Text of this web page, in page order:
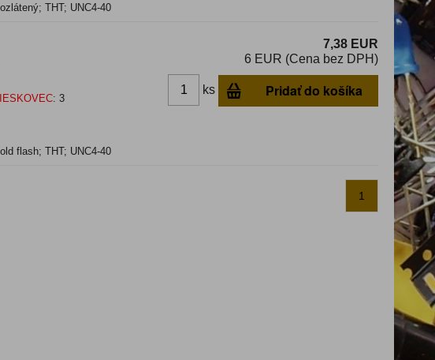
THT; UNC4-40
: 3
flash; THT; UNC4-40
7,38 EUR
6 EUR (Cena bez DPH)
ks Pridať do košíka
1